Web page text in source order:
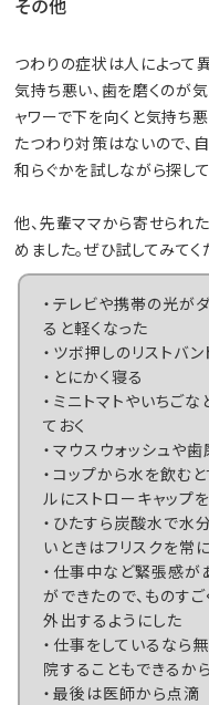
その他
つわりの症状は人によって
気持ち悪い、歯を磨くのが
ャワーで下を向くと気持ち
たつわり対策はないので、
和らぐかを試しながら探して
他、先輩ママから寄せられ
めました。ぜひ試してみてく
・テレビや携帯の光が
ると軽くなった
・ツボ押しのリストバ
・とにかく寝る
・ミニトマトやいちご
ておく
・マウスウォッシュや
・コップから水を飲む
ルにストローキャップ
・ひたすら炭酸水で水
いときはフリスクを常
・仕事中など緊張感が
ができたので、ものす
外出するようにした
・仕事をしているなら
院することもできるか
・最後は医師から点滴